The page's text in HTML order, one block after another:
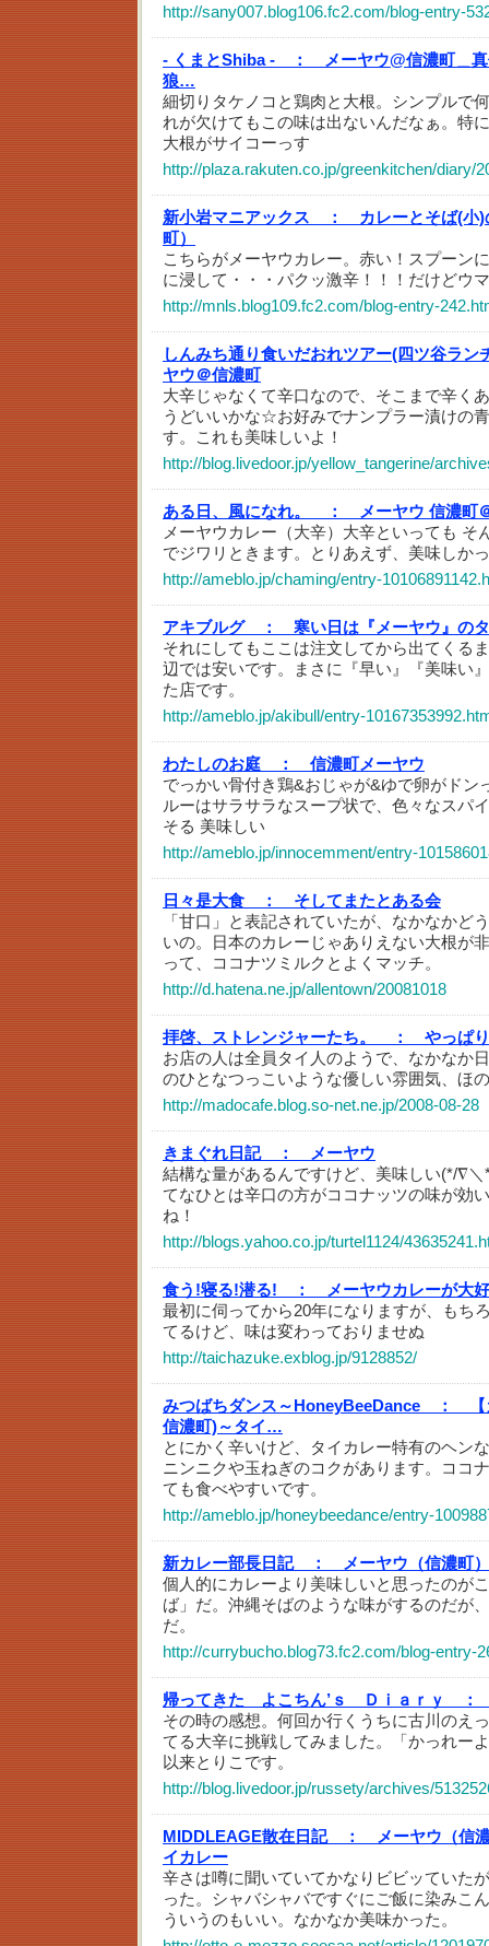
http://sany007.blog106.fc2.com/blog-entry-
- くまとShiba - ：
メーヤウ@信濃町＿
狼…
細切りタケノコと鶏肉と大根。シンプルで
れが欠けてもこの味は出ないんだなぁ。特
大根がサイコーっす
http://plaza.rakuten.co.jp/greenkitchen/diary/
新小岩マニアックス ：
カレーとそば(小
町）
こちらがメーヤウカレー。赤い！スプーン
に浸して・・・パクッ激辛！！！だけどウ
http://mnls.blog109.fc2.com/blog-entry-
しんみち通り食いだおれツアー(四ツ谷ラ
ヤウ＠信濃町
大辛じゃなくて辛口なので、そこまで辛く
うどいいかな☆お好みでナンプラー漬けの
す。これも美味しいよ！
http://blog.livedoor.jp/yellow_tangerine/
ある日、風になれ。 ：
メーヤウ 信濃町
メーヤウカレー（大辛）大辛といっても そ
でジワリときます。とりあえず、美味しか
http://ameblo.jp/chaming/entry-
アキブルグ ：
寒い日は『メーヤウ』の
それにしてもここは注文してから出てくる
辺では安いです。まさに『早い』『美味い
た店です。
http://ameblo.jp/akibull/entry-
わたしのお庭 ：
信濃町メーヤウ
でっかい骨付き鶏&おじゃが&ゆで卵がドン
ルーはサラサラなスープ状で、色々なスパ
そる 美味しい
http://ameblo.jp/innocemment/entry-
日々是大食 ：
そしてまたとある会
「甘口」と表記されていたが、なかなかど
いの。日本のカレーじゃありえない大根が
って、ココナツミルクとよくマッチ。
http://d.hatena.ne.jp/allentown/20081018
拝啓、ストレンジャーたち。 ：
やっぱ
お店の人は全員タイ人のようで、なかなか
のひとなつっこいような優しい雰囲気、ほ
http://madocafe.blog.so-net.ne.jp/2008-08-28
きまぐれ日記 ：
メーヤウ
結構な量があるんですけど、美味しい(*/∇
てなひとは辛口の方がココナッツの味が効
ね！
http://blogs.yahoo.co.jp/turtel1124/
食う!寝る!潜る! ：
メーヤウカレーが大
最初に伺ってから20年になりますが、もち
てるけど、味は変わっておりませぬ
http://taichazuke.exblog.jp/9128852/
みつばちダンス～HoneyBeeDance ：
信濃町)～タイ…
とにかく辛いけど、タイカレー特有のヘン
ニンニクや玉ねぎのコクがあります。ココ
ても食べやすいです。
http://ameblo.jp/honeybeedance/entry-
新カレー部長日記 ：
メーヤウ（信濃町）
個人的にカレーより美味しいと思ったのが
ば」だ。沖縄そばのような味がするのだが
だ。
http://currybucho.blog73.fc2.com/blog-entry-
帰ってきた よこちん’ｓ Ｄｉａｒｙ ：
その時の感想。何回か行くうちに古川のえ
てる大辛に挑戦してみました。「かっれー
以来とりこです。
http://blog.livedoor.jp/russety/archives/
MIDDLEAGE散在日記 ：
メーヤウ（信
イカレー
辛さは噂に聞いていてかなりビビッていた
った。シャバシャバですぐにご飯に染みこ
ういうのもいい。なかなか美味かった。